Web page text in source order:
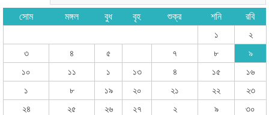
সোম মঙ্গল বুধ বৃহ শুক্র শনি রবি
১
২
৩
৪ ৫ ৭ ৮
৯
১০
১১ ১ ১৩ ৪ ১৫
১৬
১
৮ ১৯ ২০ ২১ ২২
২৩
২৪
২৫ ২৬ ২৭ ২ ৯
৩০